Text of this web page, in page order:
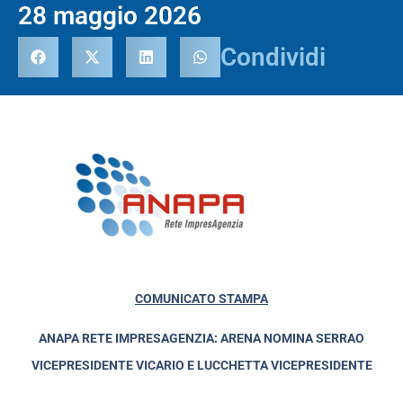
28 maggio 2026
Condividi
COMUNICATO STAMPA
ANAPA RETE IMPRESAGENZIA: ARENA NOMINA SERRAO
VICEPRESIDENTE VICARIO E LUCCHETTA VICEPRESIDENTE